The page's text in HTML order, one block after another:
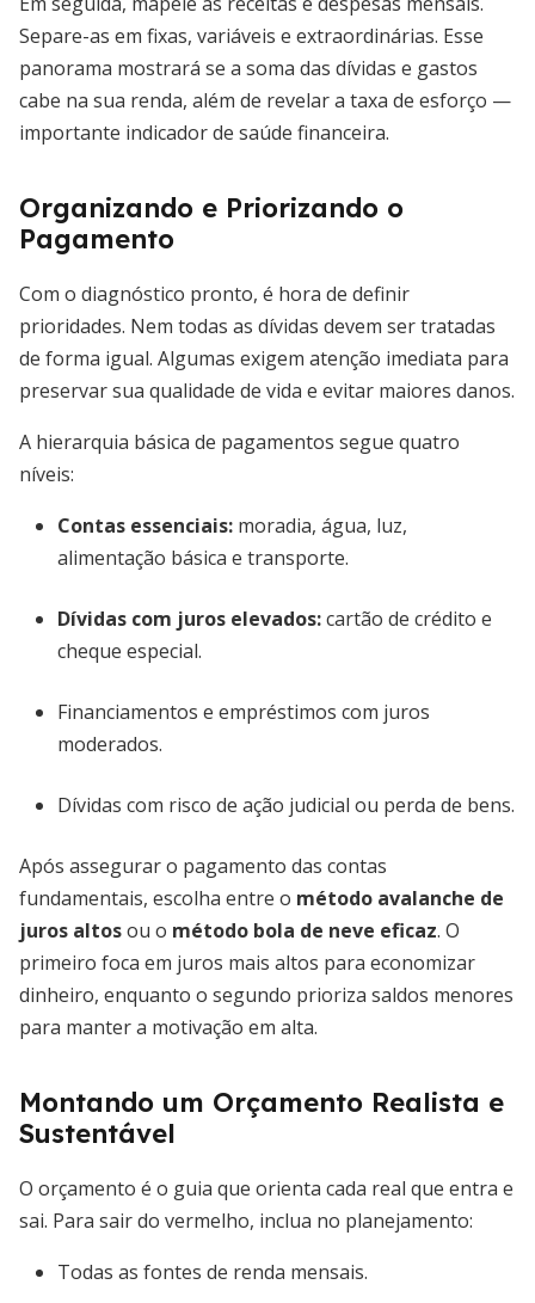
Separe-as em fixas, variáveis e extraordinárias. Esse
panorama mostrará se a soma das dívidas e gastos
cabe na sua renda, além de revelar a taxa de esforço —
importante indicador de saúde financeira.
Organizando e Priorizando o
Pagamento
Com o diagnóstico pronto, é hora de definir
prioridades. Nem todas as dívidas devem ser tratadas
de forma igual. Algumas exigem atenção imediata para
preservar sua qualidade de vida e evitar maiores danos.
A hierarquia básica de pagamentos segue quatro
níveis:
Contas essenciais: moradia, água, luz,
alimentação básica e transporte.
Dívidas com juros elevados:cartão de crédito e
cheque especial.
Financiamentos e empréstimos com juros
moderados.
Dívidas com risco de ação judicial ou perda de bens.
Após assegurar o pagamento das contas
fundamentais, escolha entre o método avalanche de
juros altosou o método bola de neve eficaz. O
primeiro foca em juros mais altos para economizar
dinheiro, enquanto o segundo prioriza saldos menores
para manter a motivação em alta.
Montando um Orçamento Realista e
Sustentável
O orçamento é o guia que orienta cada real que entra e
sai. Para sair do vermelho, inclua no planejamento:
Todas as fontes de renda mensais.